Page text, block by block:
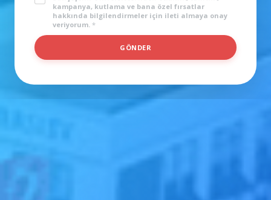
kampanya, kutlama ve bana özel fırsatlar
hakkında bilgilendirmeler için ileti almaya onay
veriyorum. *
*
GÖNDER